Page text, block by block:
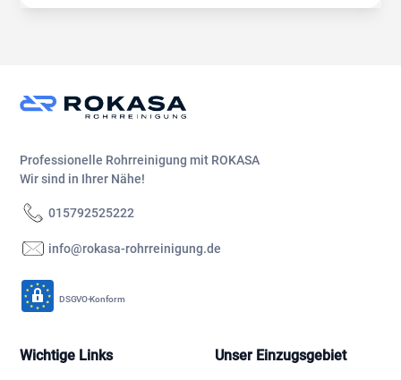
Professionelle Rohrreinigung mit ROKASA
Wir sind in Ihrer Nähe!
015792525222
info@rokasa-rohrreinigung.de
DSGVO-Konform
Wichtige Links Unser Einzugsgebiet